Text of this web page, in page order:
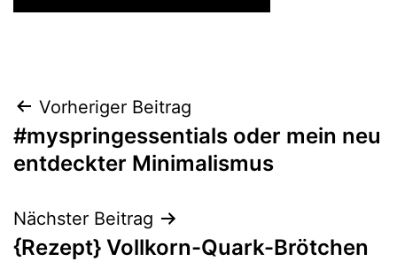
Beitragsnavigation
Vorheriger Beitrag
#myspringessentials oder mein neu
entdeckter Minimalismus
Nächster Beitrag
{Rezept} Vollkorn-Quark-Brötchen